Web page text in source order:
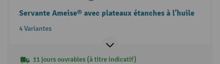
Servante Ameise® avec plateaux étanches à l’huile
4 Variantes
11 jours ouvrables (à titre indicatif)